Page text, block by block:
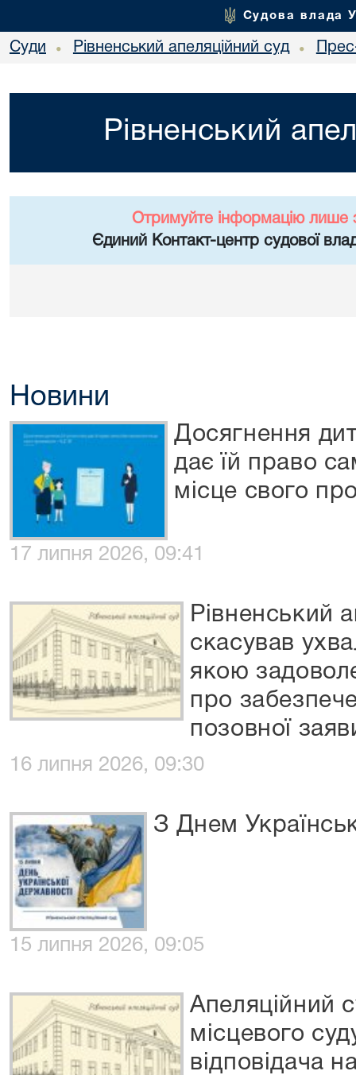
Судова влада
Суди • Рівненський апеляційний суд •
Рівненський
Отримуйте інформацію лише
Єдиний Контакт-центр судової
Новини
Досягнення
дає їй право
місце свого
17 липня 2026, 09:41
Рівненський
скасував
якою
про
позовної
16 липня 2026, 09:30
З Днем
15 липня 2026, 09:05
Апеляційний
місцевого
відповідача